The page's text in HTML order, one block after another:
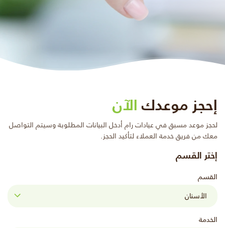
إحجز موعدكالآن
لحجز موعد مسبق في عيادات رام أدخل البيانات المطلوبة وسيتم التواصل
معك من فريق خدمة العملاء لتأكيد الحجز.
إختر القسم
القسم
الخدمة